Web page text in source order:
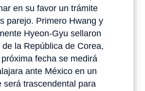
en su favor un trámite
parejo. Primero Hwang y
Hyeon-Gyu sellaron
de la República de Corea,
fecha se medirá
ante México en un
será trascendental para